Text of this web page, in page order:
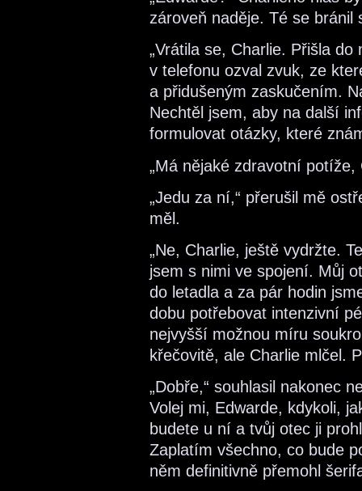
zároveň naděje. Té se bránil
„Vrátila se, Charlie. Přišla
v telefonu ozval zvuk, ze
a přidušeným zaskučením.
Nechtěl jsem, aby na další
formulovat otázky, které
„Má nějaké zdravotní
„Jedu za ní,“ přerušil mě
měl.
„Ne, Charlie, ještě vydržte.
jsem s nimi ve spojení. Můj
do letadla a za pár hodin
dobu potřebovat intenzivní
nejvyšší možnou míru
křečovitě, ale Charlie mlčel.
„Dobře,“ souhlasil nakonec
Volej mi, Edwarde, kdykoli,
budete u ní a tvůj otec ji
Zaplatím všechno, co bude
něm definitivně přemohl